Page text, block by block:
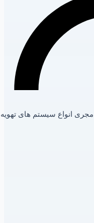
انواع سیستم های تهویه